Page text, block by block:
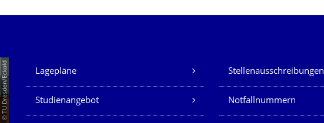
© TU Dresden/Eckold Unsere Dienste
Lagepläne Stellenausschreibungen
Studienangebot Notfallnummern